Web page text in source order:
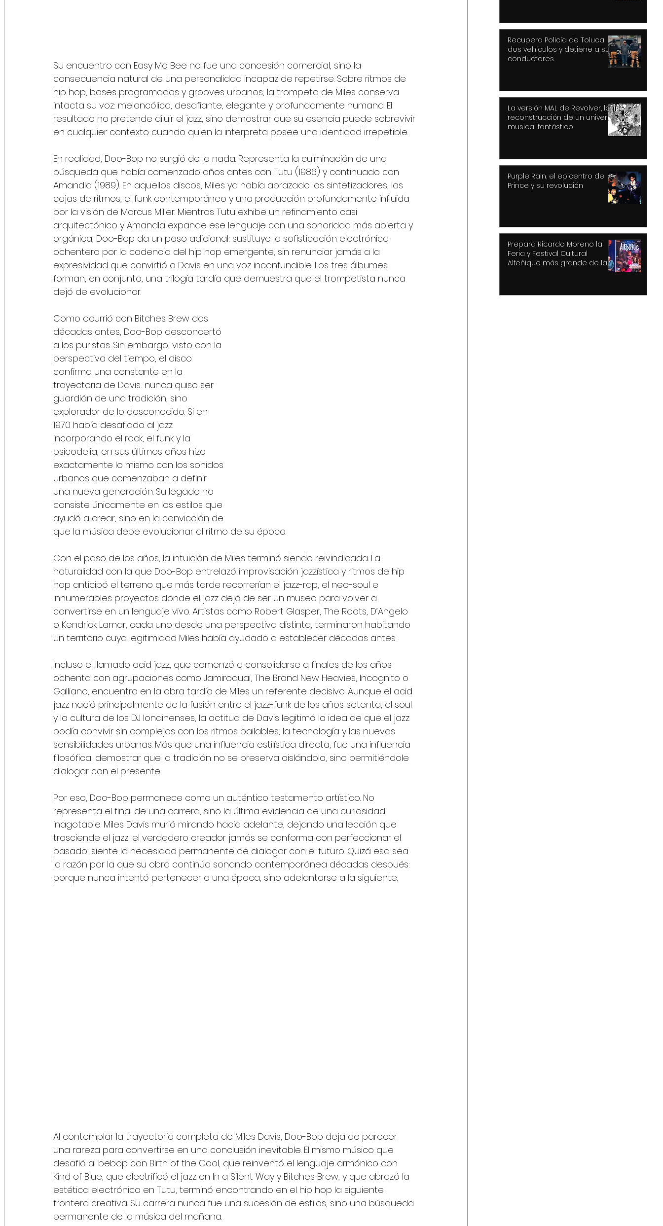
Su encuentro con Easy Mo Bee no fue una concesión comercial, sino la
consecuencia natural de una personalidad incapaz de repetirse. Sobre ritmos de
hip hop, bases programadas y grooves urbanos, la trompeta de Miles conserva
intacta su voz: melancólica, desafiante, elegante y profundamente humana. El
resultado no pretende diluir el jazz, sino demostrar que su esencia puede sobrevivir
en cualquier contexto cuando quien la interpreta posee una identidad irrepetible.
En realidad, Doo-Bop no surgió de la nada. Representa la culminación de una
búsqueda que había comenzado años antes con Tutu (1986) y continuado con
Amandla (1989). En aquellos discos, Miles ya había abrazado los sintetizadores, las
cajas de ritmos, el funk contemporáneo y una producción profundamente influida
por la visión de Marcus Miller. Mientras Tutu exhibe un refinamiento casi
arquitectónico y Amandla expande ese lenguaje con una sonoridad más abierta y
orgánica, Doo-Bop da un paso adicional: sustituye la sofisticación electrónica
ochentera por la cadencia del hip hop emergente, sin renunciar jamás a la
expresividad que convirtió a Davis en una voz inconfundible. Los tres álbumes
forman, en conjunto, una trilogía tardía que demuestra que el trompetista nunca
dejó de evolucionar.
Como ocurrió con Bitches Brew dos
décadas antes, Doo-Bop desconcertó
a los puristas. Sin embargo, visto con la
perspectiva del tiempo, el disco
confirma una constante en la
trayectoria de Davis: nunca quiso ser
guardián de una tradición, sino
explorador de lo desconocido. Si en
1970 había desafiado al jazz
incorporando el rock, el funk y la
psicodelia, en sus últimos años hizo
exactamente lo mismo con los sonidos
urbanos que comenzaban a definir
una nueva generación. Su legado no
consiste únicamente en los estilos que
ayudó a crear, sino en la convicción de
que la música debe evolucionar al ritmo de su época.
Con el paso de los años, la intuición de Miles terminó siendo reivindicada. La
naturalidad con la que Doo-Bop entrelazó improvisación jazzística y ritmos de hip
hop anticipó el terreno que más tarde recorrerían el jazz-rap, el neo-soul e
innumerables proyectos donde el jazz dejó de ser un museo para volver a
convertirse en un lenguaje vivo. Artistas como Robert Glasper, The Roots, D’Angelo
o Kendrick Lamar, cada uno desde una perspectiva distinta, terminaron habitando
un territorio cuya legitimidad Miles había ayudado a establecer décadas antes.
Incluso el llamado acid jazz, que comenzó a consolidarse a finales de los años
ochenta con agrupaciones como Jamiroquai, The Brand New Heavies, Incognito o
Galliano, encuentra en la obra tardía de Miles un referente decisivo. Aunque el acid
jazz nació principalmente de la fusión entre el jazz-funk de los años setenta, el soul
y la cultura de los DJ londinenses, la actitud de Davis legitimó la idea de que el jazz
podía convivir sin complejos con los ritmos bailables, la tecnología y las nuevas
sensibilidades urbanas. Más que una influencia estilística directa, fue una influencia
filosófica: demostrar que la tradición no se preserva aislándola, sino permitiéndole
dialogar con el presente.
Por eso, Doo-Bop permanece como un auténtico testamento artístico. No
representa el final de una carrera, sino la última evidencia de una curiosidad
inagotable. Miles Davis murió mirando hacia adelante, dejando una lección que
trasciende el jazz: el verdadero creador jamás se conforma con perfeccionar el
pasado; siente la necesidad permanente de dialogar con el futuro. Quizá esa sea
la razón por la que su obra continúa sonando contemporánea décadas después:
porque nunca intentó pertenecer a una época, sino adelantarse a la siguiente.
Al contemplar la trayectoria completa de Miles Davis, Doo-Bop deja de parecer
una rareza para convertirse en una conclusión inevitable. El mismo músico que
desafió al bebop con Birth of the Cool, que reinventó el lenguaje armónico con
Kind of Blue, que electrificó el jazz en In a Silent Way y Bitches Brew, y que abrazó la
estética electrónica en Tutu, terminó encontrando en el hip hop la siguiente
frontera creativa. Su carrera nunca fue una sucesión de estilos, sino una búsqueda
permanente de la música del mañana.
Recupera Policía de Toluca
dos vehículos y detiene a sus
conductores
La versión MAL de Revolver, la
reconstrucción de un universo
musical fantástico
Purple Rain, el epicentro de
Prince y su revolución
Prepara Ricardo Moreno la
Feria y Festival Cultural
Alfeñique más grande de la